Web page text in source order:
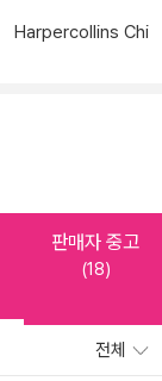
Harpercollins Chi
판매자 중고
(18)
전체